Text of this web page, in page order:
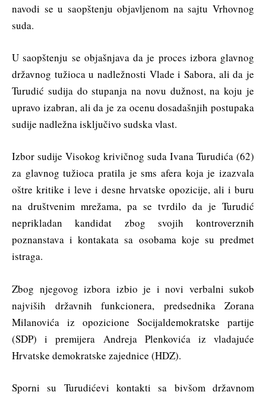
navodi se u saopštenju objavljenom na sajtu Vrhovnog
suda.
U saopštenju se objašnjava da je proces izbora glavnog
državnog tužioca u nadležnosti Vlade i Sabora, ali da je
Turudić sudija do stupanja na novu dužnost, na koju je
upravo izabran, ali da je za ocenu dosadašnjih postupaka
sudije nadležna isključivo sudska vlast.
Izbor sudije Visokog krivičnog suda Ivana Turudića (62)
za glavnog tužioca pratila je sms afera koja je izazvala
oštre kritike i leve i desne hrvatske opozicije, ali i buru
na društvenim mrežama, pa se tvrdilo da je Turudić
neprikladan kandidat zbog svojih kontroverznih
poznanstava i kontakata sa osobama koje su predmet
istraga.
Zbog njegovog izbora izbio je i novi verbalni sukob
najviših državnih funkcionera, predsednika Zorana
Milanovića iz opozicione Socijaldemokratske partije
(SDP) i premijera Andreja Plenkovića iz vladajuće
Hrvatske demokratske zajednice (HDZ).
Sporni su Turudićevi kontakti sa bivšom državnom